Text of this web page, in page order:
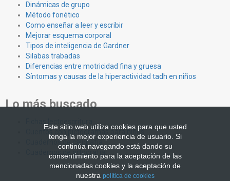
Dinámicas de grupo
Método fonético
Como enseñar a leer y escribir
Mejorar esquema corporal
Tipos de inteligencia de Gardner
Silabas trabadas
Diferencias entre motricidad fina y gruesa
Síntomas y causas de la hiperactividad tadh en niños
Lo más buscado
Cuentos con pictogramas para niños
Cuadernos de caligrafía
Cuadernos de ortografía
Este sitio web utiliza cookies para que usted
tenga la mejor experiencia de usuario. Si
continúa navegando está dando su
consentimiento para la aceptación de las
mencionadas cookies y la aceptación de
nuestra política de cookies